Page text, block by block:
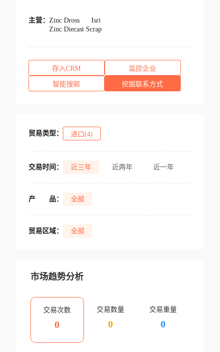
主营： Zinc Dross
Isri
Zinc Diecast Scrap
存入CRM 监控企业
智能搜邮 挖掘联系方式
贸易类型： 进口(4)
交易时间： 近三年 近两年 近一年
产 品： 全部
贸易区域： 全部
市场趋势分析
交易次数
0
交易数量
0
交易重量
0